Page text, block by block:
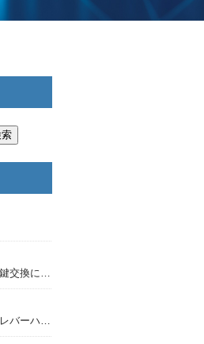
マンションや戸建て等の鍵交換について
エントランス共用部出窓レバーハンドル交換工事